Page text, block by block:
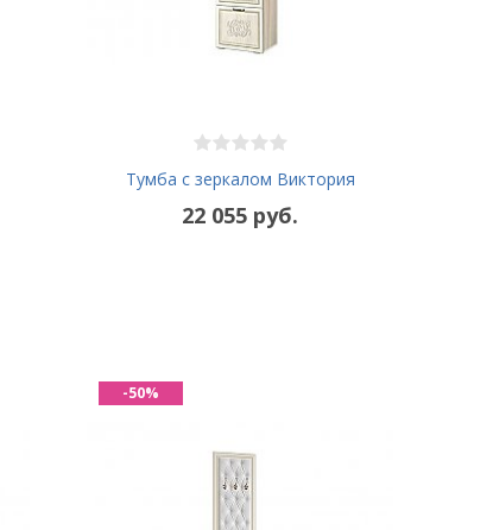
Тумба с зеркалом Виктория
22 055 руб.
-50%